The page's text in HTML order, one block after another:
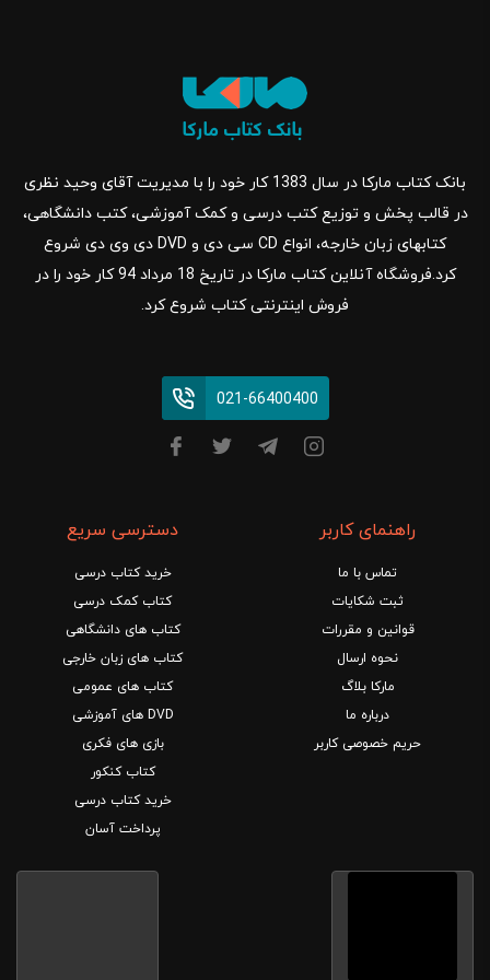
بانک کتاب مارکا در سال 1383 کار خود را با مدیریت آقای وحید نظری
در قالب پخش و توزیع کتب درسی و کمک آموزشی، کتب دانشگاهی،
کتابهای زبان خارجه، انواع CD سی دی و DVD دی وی دی شروع
کرد.فروشگاه آنلاین کتاب مارکا در تاریخ 18 مرداد 94 کار خود را در
فروش اینترنتی کتاب شروع کرد.
021-66400400
راهنمای کاربر
تماس با ما
ثبت شکایات
قوانین و مقررات
نحوه ارسال
مارکا بلاگ
درباره ما
حریم خصوصی کاربر
دسترسی سریع
خرید کتاب درسی
کتاب کمک درسی
کتاب های دانشگاهی
کتاب های زبان خارجی
کتاب های عمومی
DVD های آموزشی
بازی های فکری
کتاب کنکور
خرید کتاب درسی
پرداخت آسان